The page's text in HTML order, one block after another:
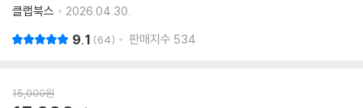
클랩북스
2026.04.30.
9.1 64 판매지수 534
15,000원